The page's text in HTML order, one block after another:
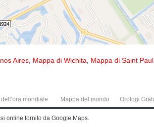
Aires Mappa di Wichita Mappa di Saint Paul
mondiale Mappa del mondo Orologi
online fornito da Google Maps.